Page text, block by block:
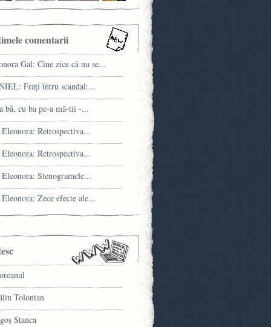
comentarii
Gal: Cine zice că nu se...
Fraţi întru scandal:...
bă, cu ba pe-a mă-tii -...
Retrospectiva...
Retrospectiva...
Stenogramele...
Zece efecte ale...
Tolontan
Stanca